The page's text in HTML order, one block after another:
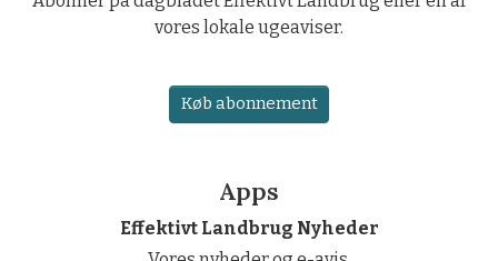
vores lokale ugeaviser.
Køb abonnement
Apps
Effektivt Landbrug Nyheder